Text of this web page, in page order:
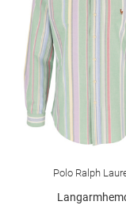
Polo Ralph